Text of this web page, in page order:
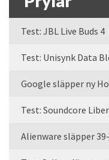
Test: JBL Live Buds 4
Test: Unisynk Data
Google släpper ny
Test: Soundcore
Alienware släpper